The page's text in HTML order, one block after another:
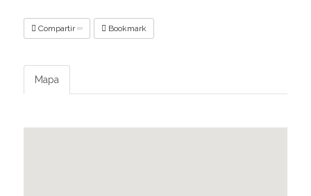
Compartir Bookmark
Mapa